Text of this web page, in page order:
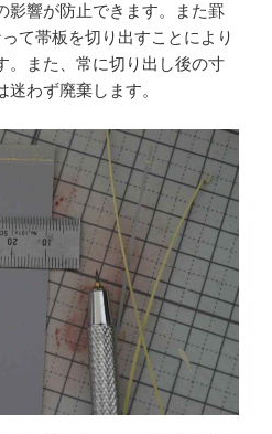
影響が防止できます。また罫
て帯板を切り出すことにより
。また、常に切り出し後の寸
わず廃棄します。